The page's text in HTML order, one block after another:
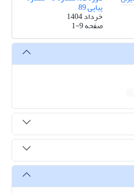
پیاپی 89
خرداد 1404
صفحه1-9